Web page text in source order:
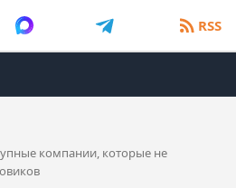
RSS
компании, которые не